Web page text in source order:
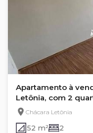
Apartamento à
Letônia, com 2
Chácara Letônia
52 m² 2